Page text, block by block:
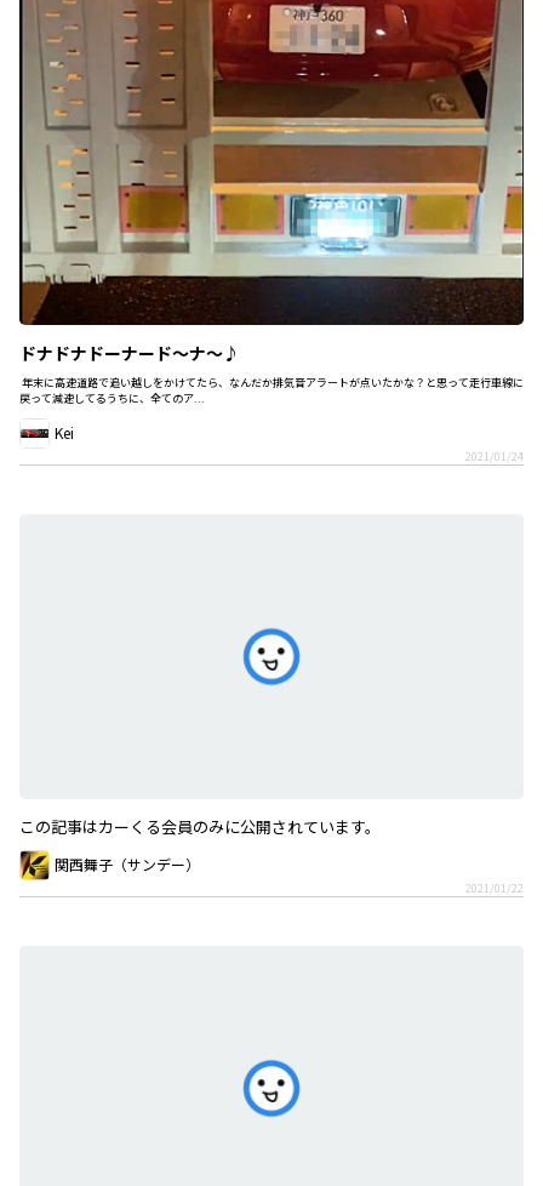
ドナドナドーナード〜ナ〜♪
年末に高速道路で追い越しをかけてたら、なんだか排気音アラートが点いたかな？と思って走行車線に
戻って減速してるうちに、全てのア...
Kei
2021/01/24
この記事はカーくる会員のみに公開されています。
関西舞子（サンデー）
2021/01/22